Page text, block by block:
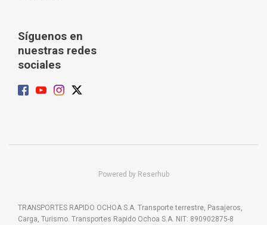
Síguenos en
nuestras redes
sociales
Powered by Reserhub
TRANSPORTES RAPIDO OCHOA S.A. Transporte terrestre, Pasajeros,
Carga, Turismo. Transportes Rapido Ochoa S.A. NIT: 890902875-8